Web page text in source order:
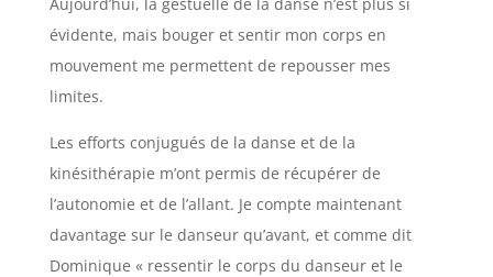
évidente, mais bouger et sentir mon corps en
mouvement me permettent de repousser mes
limites.
Les efforts conjugués de la danse et de la
kinésithérapie m’ont permis de récupérer de
l’autonomie et de l’allant. Je compte maintenant
davantage sur le danseur qu’avant, et comme dit
Dominique « ressentir le corps du danseur et le